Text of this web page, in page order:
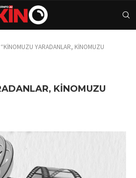
“KİNOMUZU YARADANLAR, KİNOMUZU
KİNOMUZU